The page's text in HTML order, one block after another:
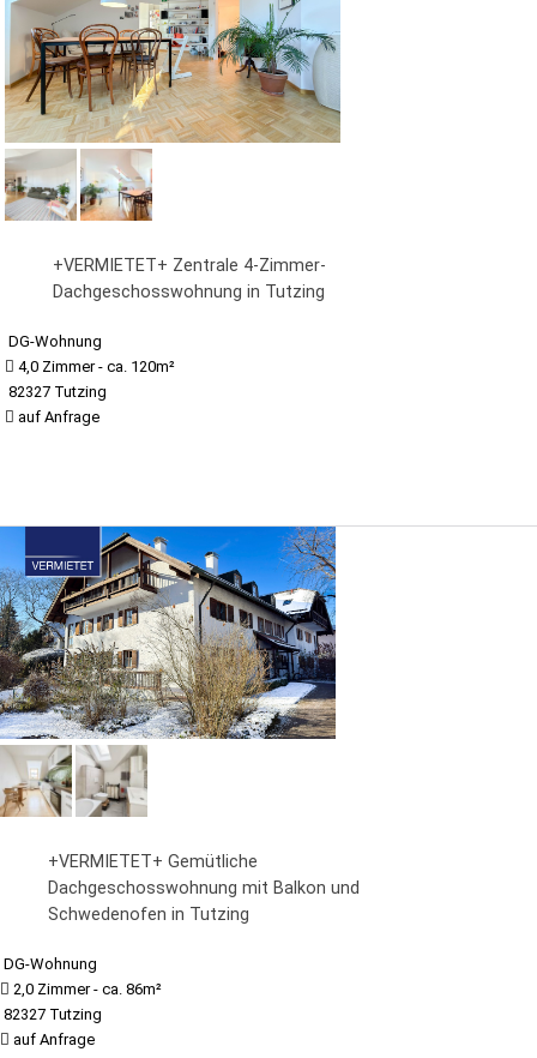
+VERMIETET+ Zentrale 4-Zimmer-
Dachgeschosswohnung in Tutzing
DG-Wohnung
4,0 Zimmer - ca. 120m²
82327 Tutzing
auf Anfrage
+VERMIETET+ Gemütliche
Dachgeschosswohnung mit Balkon und
Schwedenofen in Tutzing
DG-Wohnung
2,0 Zimmer - ca. 86m²
82327 Tutzing
auf Anfrage